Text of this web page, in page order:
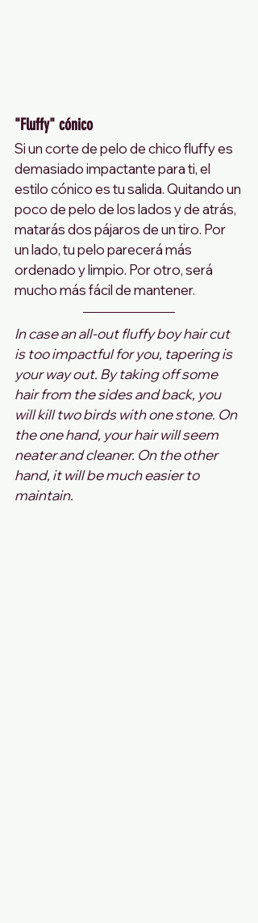
"Fluffy" cónico
Si un corte de pelo de chico fluffy es
demasiado impactante para ti, el
estilo cónico es tu salida. Quitando un
poco de pelo de los lados y de atrás,
matarás dos pájaros de un tiro. Por
un lado, tu pelo parecerá más
ordenado y limpio. Por otro, será
mucho más fácil de mantener.
In case an all-out fluffy boy hair cut
is too impactful for you, tapering is
your way out. By taking off some
hair from the sides and back, you
will kill two birds with one stone. On
the one hand, your hair will seem
neater and cleaner. On the other
hand, it will be much easier to
maintain.